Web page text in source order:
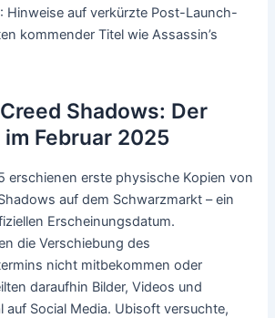
: Hinweise auf verkürzte Post-Launch-
kommender Titel wie Assassin’s
Shadows: Der
Februar 2025
erschienen erste physische Kopien von
auf dem Schwarzmarkt – ein
Erscheinungsdatum.
die Verschiebung des
nicht mitbekommen oder
daraufhin Bilder, Videos und
auf Social Media. Ubisoft versuchte,